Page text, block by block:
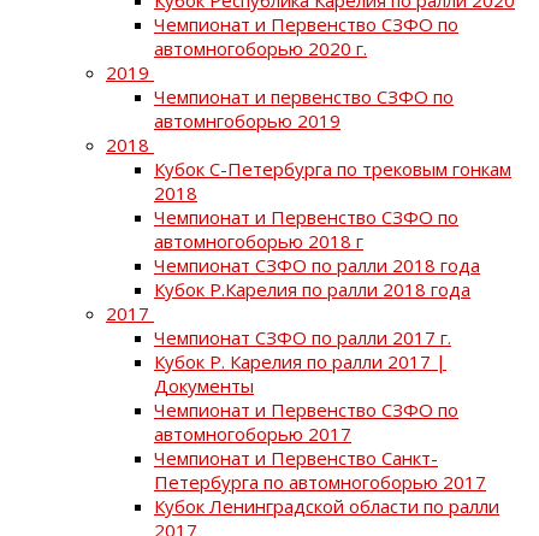
Чемпионат и Первенство СЗФО по
автомногоборью 2020 г.
2019
Чемпионат и первенство СЗФО по
автомнгоборью 2019
2018
Кубок С-Петербурга по трековым гонкам
2018
Чемпионат и Первенство СЗФО по
автомногоборью 2018 г
Чемпионат СЗФО по ралли 2018 года
Кубок Р.Карелия по ралли 2018 года
2017
Чемпионат СЗФО по ралли 2017 г.
Кубок Р. Карелия по ралли 2017 |
Документы
Чемпионат и Первенство СЗФО по
автомногоборью 2017
Чемпионат и Первенство Санкт-
Петербурга по автомногоборью 2017
Кубок Ленинградской области по ралли
2017